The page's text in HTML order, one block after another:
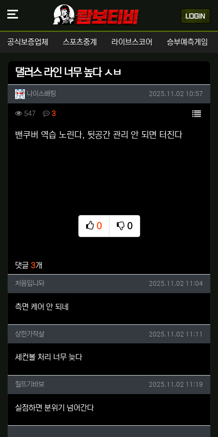
공식보증업체 스포츠중계 라이브스코어 승부예측게임
댈러스 라인 너무 높다 ㅅㅂ
작성자 정보
나이스배팅 작성일
2025.11.02 10:57
컨텐츠 정보
547조회 3댓글 목록
본문
밴쿠버 역습 노린다, 뒷공간 관리 안 되면 터진다
0
추천
0
비추천
댓글 3개
처음입니돠님의 댓글
처음입니돠 작성일
2025.11.02 11:04
측면 케어 안 되네
상한가작살님의 댓글
상한가작살 작성일
2025.11.02 11:11
세컨볼 처리 너무 늦다
칠뜨기바보님의 댓글
칠뜨기바보 작성일
2025.11.02 11:19
실점하면 분위기 넘어간다